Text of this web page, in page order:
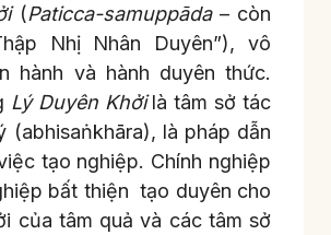
(Paticca-samuppāda– còn
Nhị Nhân Duyên”), vô
hành và hành duyên thức.
Lý Duyên Khởilà tâm sở tác
(abhisaṅkhāra), là pháp dẫn
tạo nghiệp. Chính nghiệp
bất thiện tạo duyên cho
của tâm quả và các tâm sở